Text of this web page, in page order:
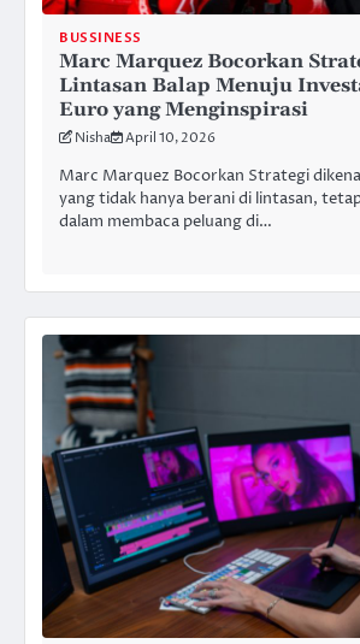
BUSSINESS
Marc Marquez Bocorkan
Lintasan Balap Menuju
Euro yang Menginspirasi
Nisha April 10, 2026
Marc Marquez Bocorkan Strategi
yang tidak hanya berani di lintasan,
dalam membaca peluang di…